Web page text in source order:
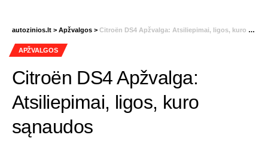
autozinios.lt > Apžvalgos > Citroën DS4 Apžvalga: Atsiliepimai, ligos, kuro sąnaudos
APŽVALGOS
Citroën DS4 Apžvalga:
Atsiliepimai, ligos, kuro
sąnaudos